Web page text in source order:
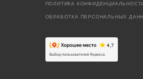
ПОЛИТИКА
ОБРАБОТКА ПЕРСОНАЛЬНЫХ